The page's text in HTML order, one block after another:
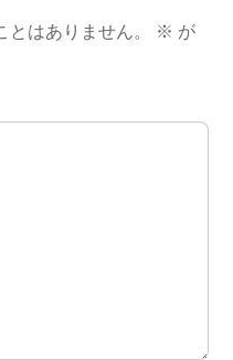
はありません。 ※ が